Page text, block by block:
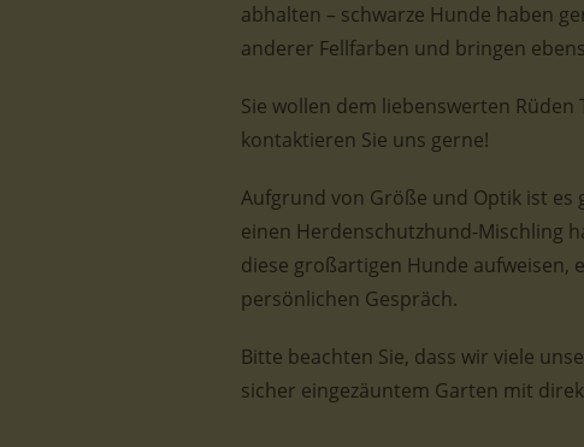
abhalten – schwarze Hunde haben
anderer Fellfarben und bringen
Sie wollen dem liebenswerten
kontaktieren Sie uns gerne!
Aufgrund von Größe und Optik ist es
einen Herdenschutzhund-Mischling
diese großartigen Hunde aufweisen,
persönlichen Gespräch.
Bitte beachten Sie, dass wir viele
sicher eingezäuntem Garten mit